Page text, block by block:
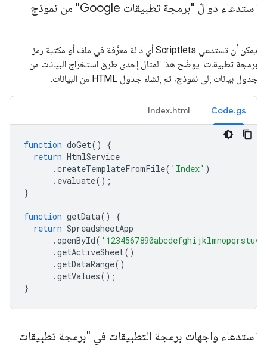
استدعاء دوالّ "برمجة تطبيقات Google" من نموذج
يمكن أن تستدعي Scriptlets أي دالة معرَّفة في ملف أو مكتبة رمز
برمجة تطبيقات. يوضّح هذا المثال إحدى طرق استخراج البيانات من
جدول بيانات إلى نموذج، ثم إنشاء جدول HTML من البيانات.
Code.gs
Index.html
function doGet()
{
return HtmlService
.createTemplateFromFile( 'Index' )
. evaluate();
}
function getData()
{
return SpreadsheetApp
.openById(
.getActiveSheet()
.getDataRange()
.getValues();
}
استدعاء واجهات برمجة التطبيقات في "برمجة تطبيقات